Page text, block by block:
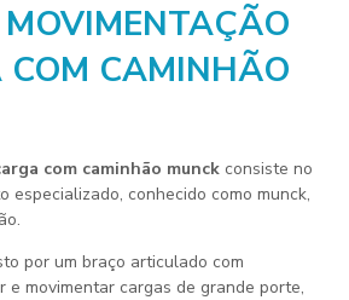
COM CAMINHÃO
com caminhão munck consiste no
especializado, conhecido como munck,
por um braço articulado com
e movimentar cargas de grande porte,